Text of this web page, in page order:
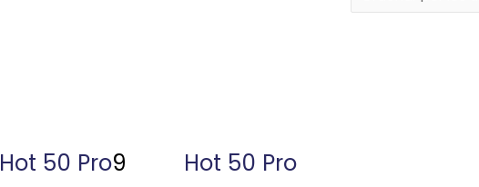
Hot 50 Pro9
Hot 50 Pro